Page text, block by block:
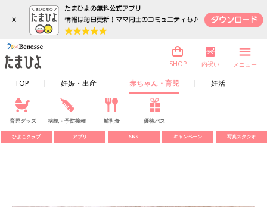
×
TOP 妊娠・出産 赤ちゃん・育児 妊活
SHOP 内祝い メニュー
育児グッズ 病気・予防接種 離乳食 優待パス
ひよこクラブ アプリ SNS キャンペーン 写真スタジオ